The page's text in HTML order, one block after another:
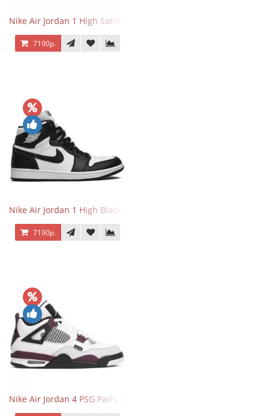
Nike Air Jordan 1 High Satin Black Toe
7190р.
Nike Air Jordan 1 High Black White
7190р.
Nike Air Jordan 4 PSG Paris Saint Germain